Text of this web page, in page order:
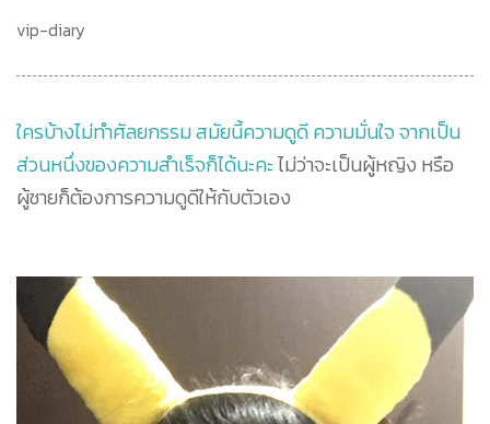
vip-diary
ใครบ้างไม่ทำศัลยกรรม สมัยนี้ความดูดี ความมั่นใจ จากเป็น
ส่วนหนึ่งของความสำเร็จก็ได้นะคะไม่ว่าจะเป็นผู้หญิง หรือ
ผู้ชายก็ต้องการความดูดีให้กับตัวเอง